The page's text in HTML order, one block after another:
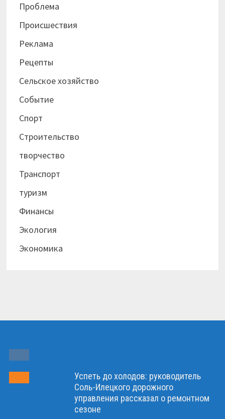
Проблема
Происшествия
Реклама
Рецепты
Сельское хозяйство
Событие
Спорт
Строительство
творчество
Транспорт
туризм
Финансы
Экология
Экономика
Успеть до холодов: руководитель
Соль-Илецкого дорожного
управления рассказал о ремонтном
сезоне